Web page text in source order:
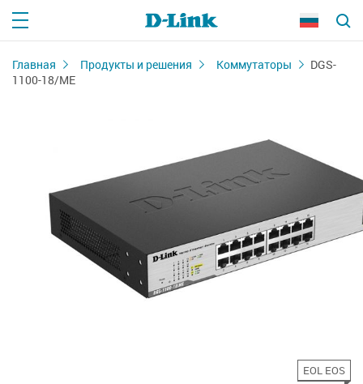
Главная Продукты и решения Коммутаторы
DGS-
1100-18/ME
EOL EOS